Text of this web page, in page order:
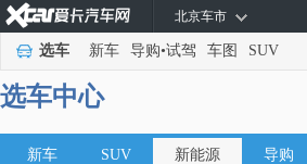
北京车市
选车 新车 导购•试驾 车图 SUV
选车中心
新车 SUV 新能源 导购